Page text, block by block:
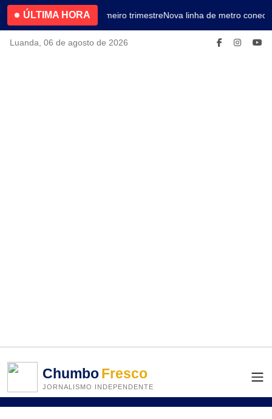
ÚLTIMA HORA4.2% no primeiro trimestreNova linha de metro
Luanda, 06 de agosto de 2026
ChumboFresco
JORNALISMO INDEPENDENTE